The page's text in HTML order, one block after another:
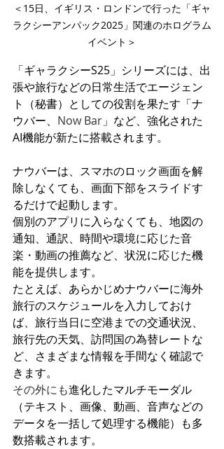
＜15日、イギリス・ロンドンで行った「ギャ
ラクシーアンパック2025」関連のホログラム
イベント＞
「ギャラクシーS25」シリーズには、出
張や旅行などの日常生活でエージェン
ト（秘書）としての役割を果たす「ナ
ウバー、 Now Bar 」など、強化された
AI機能が新たに搭載されます。
ナウバーは、スマホのロック画面を解
除しなくても、画面下部をスライドす
るだけで起動します。
個別のアプリに入らなくても、地図の
通知、通訳、時間や環境に応じた音
楽・動画の推薦など、状況に応じた機
能を提供します。
たとえば、あらかじめナウバーに海外
旅行のスケジュールを入力しておけ
ば、旅行当日に空港までの交通状況、
旅行先の天気、訪問国の為替レートな
ど、さまざまな情報を手間なく確認で
きます。
その外にも進化したマルチモーダル
（テキスト、画像、動画、音声などの
データを一括して処理する機能）も多
数搭載されます。